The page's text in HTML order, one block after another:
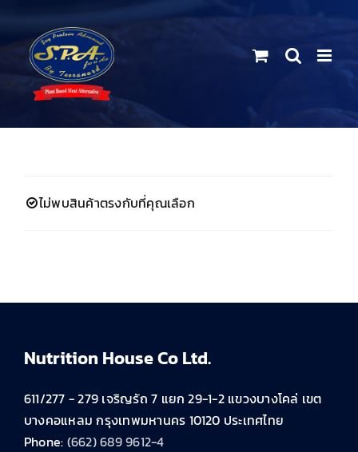
content
ไม่พบสินค้าตรงกับที่คุณเลือก
Nutrition House Co Ltd.
611/277 - 279 เจริญรัถ 7 แยก 29-1-2 แขวงบางโคล่ เขต
บางคอแหลม กรุงเทพมหานคร 10120 ประเทศไทย
Phone: (662) 689 9612-4